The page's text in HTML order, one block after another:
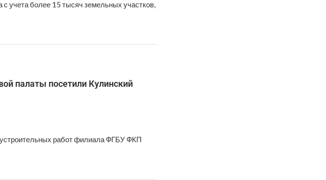
с учета более 15 тысяч земельных участков,
палаты посетили Кулинский
работ филиала ФГБУ ФКП